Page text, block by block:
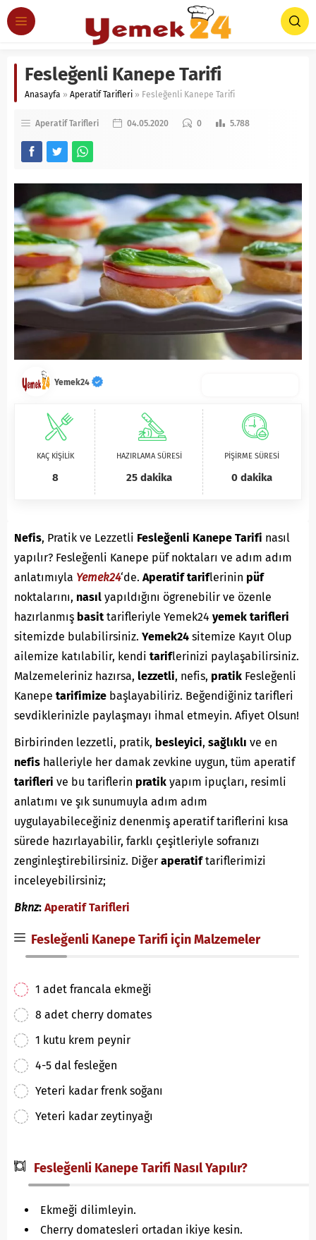
Fesleğenli Kanepe Tarifi
Anasayfa » Aperatif Tarifleri » Fesleğenli Kanepe Tarifi
Aperatif Tarifleri 04.05.2020 0 5.788
Yemek24
KAÇ KİŞİLİK
8
HAZIRLAMA SÜRESİ
25 dakika
PİŞİRME SÜRESİ
0 dakika
Nefis, Pratik ve Lezzetli Fesleğenli Kanepe Tarifi nasıl
yapılır? Fesleğenli Kanepe püf noktaları ve adım adım
anlatımıyla Yemek24‘de. Aperatif tariflerinin püf
noktalarını, nasıl yapıldığını ögrenebilir ve özenle
hazırlanmış basittarifleriyle Yemek24 yemek tarifleri
sitemizde bulabilirsiniz. Yemek24 sitemize Kayıt Olup
ailemize katılabilir, kendi tariflerinizi paylaşabilirsiniz.
Malzemeleriniz hazırsa, lezzetli, nefis, pratik Fesleğenli
Kanepe tarifimize başlayabiliriz. Beğendiğiniz tarifleri
sevdiklerinizle paylaşmayı ihmal etmeyin. Afiyet Olsun!
Birbirinden lezzetli, pratik, besleyici, sağlıklı ve en
nefis halleriyle her damak zevkine uygun, tüm aperatif
tarifleri ve bu tariflerin pratik yapım ipuçları, resimli
anlatımı ve şık sunumuyla adım adım
uygulayabileceğiniz denenmiş aperatif tariflerini kısa
sürede hazırlayabilir, farklı çeşitleriyle sofranızı
zenginleştirebilirsiniz. Diğer aperatiftariflerimizi
inceleyebilirsiniz;
Bknz: Aperatif Tarifleri
Fesleğenli Kanepe Tarifi için Malzemeler
1 adet francala ekmeği
8 adet cherry domates
1 kutu krem peynir
4-5 dal fesleğen
Yeteri kadar frenk soğanı
Yeteri kadar zeytinyağı
Fesleğenli Kanepe Tarifi Nasıl Yapılır?
Ekmeği dilimleyin.
Cherry domatesleri ortadan ikiye kesin.